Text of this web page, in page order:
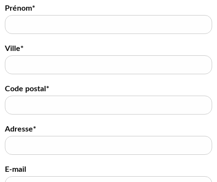
Prénom*
Ville*
Code postal*
Adresse*
E-mail